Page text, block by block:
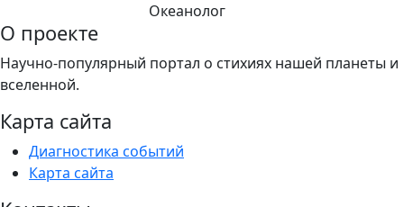
Океанолог
О проекте
Научно-популярный портал о стихиях нашей планеты и
вселенной.
Карта сайта
Диагностика событий
Карта сайта